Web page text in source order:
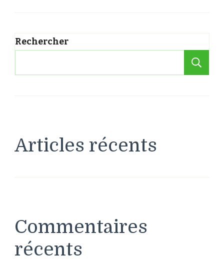
Rechercher
Articles récents
Commentaires
récents